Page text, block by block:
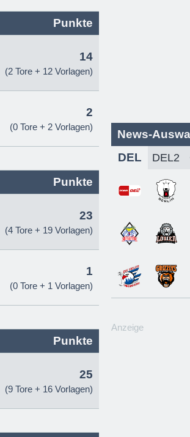
Punkte
14
(2 Tore + 12 Vorlagen)
2
(0 Tore + 2 Vorlagen)
Punkte
23
(4 Tore + 19 Vorlagen)
1
(0 Tore + 1 Vorlagen)
Punkte
25
(9 Tore + 16 Vorlagen)
News-
DEL
Anzeige